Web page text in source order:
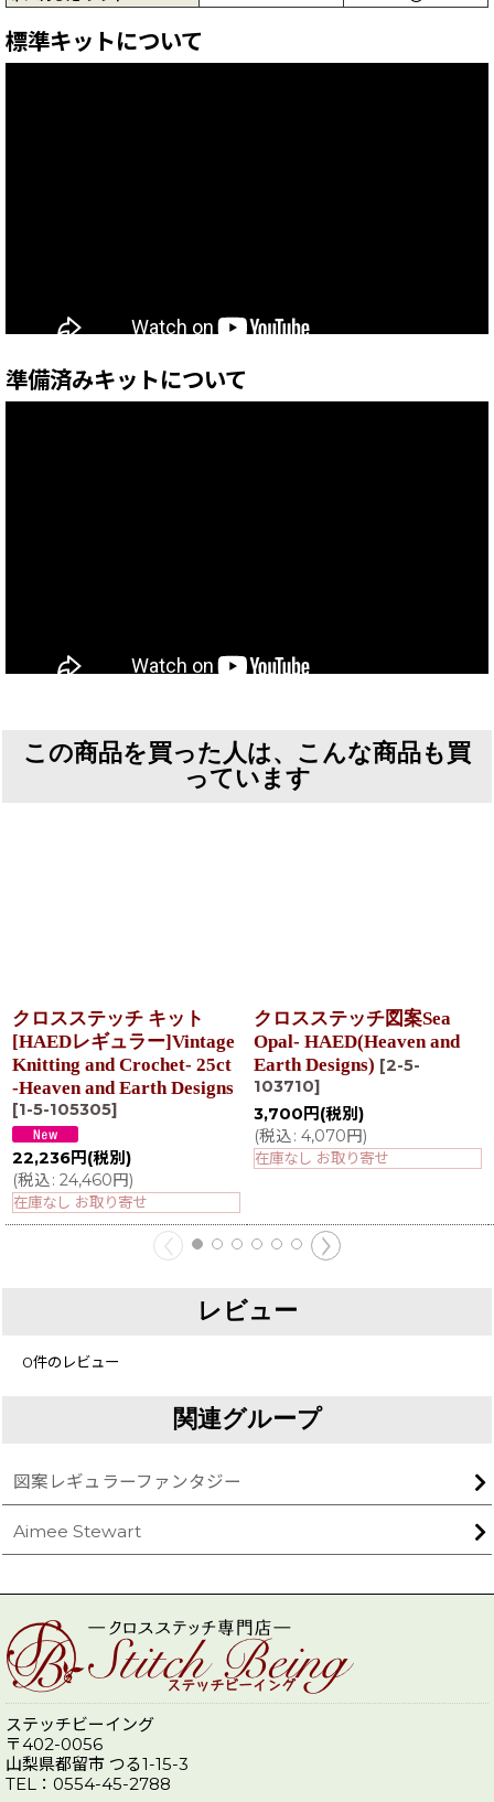
標準キットについて
準備済みキットについて
この商品を買った人は、こんな商品も買
っています
クロスステッチ キット
[HAEDレギュラー]Vintage
Knitting and Crochet- 25ct
-Heaven and Earth Designs
[1-5-105305]
22,236円 (税別)
(税込: 24,460円)
在庫なし お取り寄せ
クロスステッチ図案Sea
Opal- HAED(Heaven and
Earth Designs) [2-5-
103710]
3,700 円 (税別)
(税込: 4,070円)
在庫なし お取り寄せ
レビュー
0件のレビュー
関連グループ
図案レギュラーファンタジー
Aimee Stewart
ステッチビーイング
〒402-0056
山梨県都留市 つる1-15-3
TEL：0554-45-2788